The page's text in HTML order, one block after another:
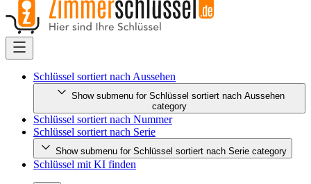
Schlüssel sortiert nach Aussehen
Show submenu for Schlüssel sortiert nach Aussehen
category
Schlüssel sortiert nach Nummer
Schlüssel sortiert nach Serie
Show submenu for Schlüssel sortiert nach Serie category
Schlüssel mit KI finden